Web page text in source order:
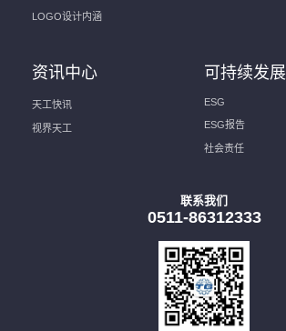
LOGO设计内涵
资讯中心
天工快讯
视界天工
可持续发展
ESG
ESG报告
社会责任
联系我们
0511-86312333